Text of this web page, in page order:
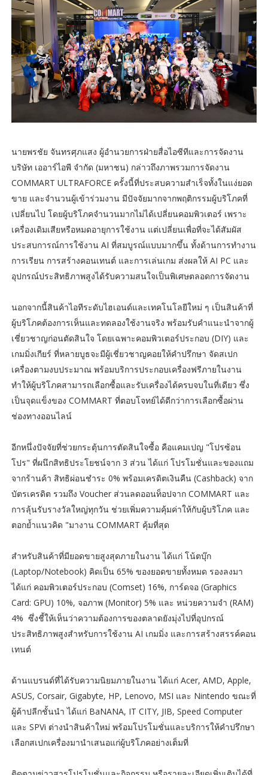
นายพรชัย จันทรศุภแสง ผู้อำนวยการฝ่ายสื่อไอซีทีและการจัดงาน
บริษัท เออาร์ไอพี จำกัด (มหาชน) กล่าวถึงภาพรวมการจัดงาน
COMMART ULTRAFORCE ครั้งนี้ที่ประสบความสำเร็จทั้งในแง่ยอด
ขาย และจำนวนผู้เข้าร่วมงาน มีปัจจัยมากจากพฤติกรรมผู้บริโภคที่
เปลี่ยนไป โดยผู้บริโภคจำนวนมากไม่ได้เปลี่ยนคอมพิวเตอร์ เพราะ
เครื่องเดิมเสียหรือหมดอายุการใช้งาน แต่เปลี่ยนเพื่อที่จะได้สัมผัส
ประสบการณ์การใช้งาน AI ที่สมบูรณ์แบบมากขึ้น ทั้งด้านการทำงาน
การเรียน การสร้างคอนเทนต์ และการเล่นเกม ส่งผลให้ AI PC และ
อุปกรณ์ประสิทธิภาพสูงได้รับความสนใจเป็นพิเศษตลอดการจัดงาน
นอกจากนี้สินค้าไอทีระดับไฮเอนด์และเทคโนโลยีใหม่ ๆ เป็นสินค้าที่
ผู้บริโภคต้องการเห็นและทดลองใช้งานจริง พร้อมรับคำแนะนำจากผู้
เชี่ยวชาญก่อนตัดสินใจ โดยเฉพาะคอมพิวเตอร์ประกอบ (DIY) และ
เกมมิ่งเกียร์ ที่หลายบูธจะมีผู้เชี่ยวชาญคอยให้คำปรึกษา จัดสเปก
เครื่องตามงบประมาณ พร้อมบริการประกอบเครื่องฟรีภายในงาน
ทำให้ผู้บริโภคสามารถเลือกซื้อและรับเครื่องได้ครบจบในที่เดียว ซึ่ง
เป็นจุดแข็งของ COMMART ที่ตอบโจทย์ได้ดีกว่าการเลือกซื้อผ่าน
ช่องทางออนไลน์
อีกหนึ่งปัจจัยที่ช่วยกระตุ้นการตัดสินใจซื้อ คือแคมเปญ "โปรซ้อน
โปร" ที่ผนึกสิทธิประโยชน์จาก 3 ส่วน ได้แก่ โปรโมชั่นและของแถม
จากร้านค้า สิทธิผ่อนชำระ 0% พร้อมเครดิตเงินคืน (Cashback) จาก
บัตรเครดิต รวมถึง Voucher ส่วนลดออนท็อปจาก COMMART และ
การลุ้นรับรางวัลใหญ่ทุกวัน ช่วยเพิ่มความคุ้มค่าให้กับผู้บริโภค และ
ตอกย้ำแนวคิด "มางาน COMMART คุ้มที่สุด
สำหรับสินค้าที่มียอดขายสูงสุดภายในงาน ได้แก่ โน้ตบุ๊ก
(Laptop/Notebook) คิดเป็น 65% ของยอดขายทั้งหมด รองลงมา
ได้แก่ คอมพิวเตอร์ประกอบ (Comset) 16%, การ์ดจอ (Graphics
Card: GPU) 10%, จอภาพ (Monitor) 5% และ หน่วยความจำ (RAM)
4% ซึ่งชี้ให้เห็นว่าความต้องการของตลาดยังมุ่งไปที่อุปกรณ์
ประสิทธิภาพสูงสำหรับการใช้งาน AI เกมมิ่ง และการสร้างสรรค์คอน
เทนต์
ด้านแบรนด์ที่ได้รับความนิยมภายในงาน ได้แก่ Acer, AMD, Apple,
ASUS, Corsair, Gigabyte, HP, Lenovo, MSI และ Nintendo ขณะที่
ผู้ค้าปลีกชั้นนำ ได้แก่ BaNANA, IT CITY, JIB, Speed Computer
และ SPVi ต่างนำสินค้าใหม่ พร้อมโปรโมชั่นและบริการให้คำปรึกษา
เลือกสเปกเครื่องมานำเสนอแก่ผู้บริโภคอย่างเต็มที่